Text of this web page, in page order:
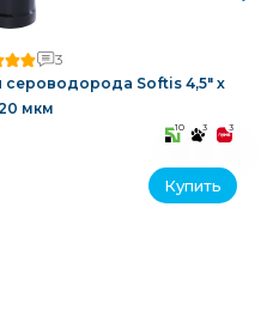
3
Softis 4,5" х
мкм
10 3 3
Купить